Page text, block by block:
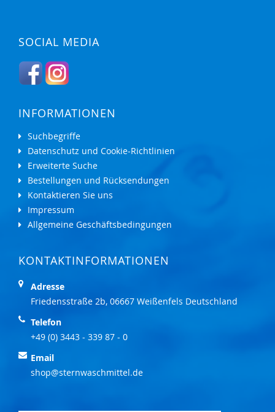
SOCIAL MEDIA
INFORMATIONEN
Suchbegriffe
Datenschutz und Cookie-Richtlinien
Erweiterte Suche
Bestellungen und Rücksendungen
Kontaktieren Sie uns
Impressum
Allgemeine Geschäftsbedingungen
KONTAKTINFORMATIONEN
Adresse
Friedensstraße 2b, 06667 Weißenfels Deutschland
Telefon
+49 (0) 3443 - 339 87 - 0
Email
shop@sternwaschmittel.de